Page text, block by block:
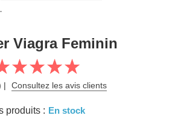
Viagra Feminin
| Consultez les avis clients
produits : En stock